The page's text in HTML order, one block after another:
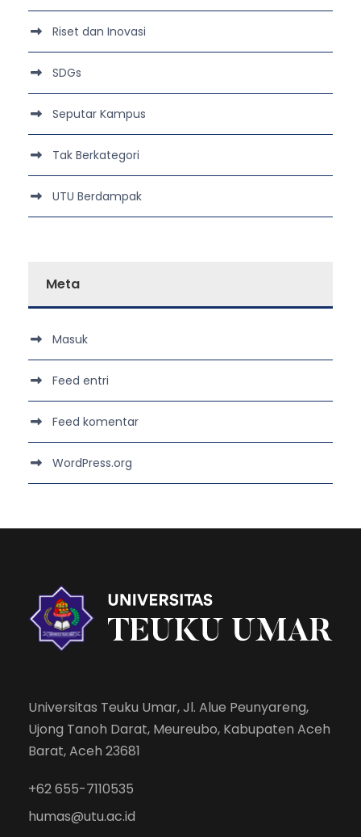
Riset dan Inovasi
SDGs
Seputar Kampus
Tak Berkategori
UTU Berdampak
Meta
Masuk
Feed entri
Feed komentar
WordPress.org
Universitas Teuku Umar, Jl. Alue Peunyareng,
Ujong Tanoh Darat, Meureubo, Kabupaten Aceh
Barat, Aceh 23681
+62 655-7110535
humas@utu.ac.id